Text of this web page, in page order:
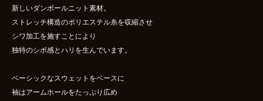
新しいダンボールニット素材。
ストレッチ構造のポリエステル糸を収縮させ
シワ加工を施すことにより
独特のシボ感とハリを生んでいます。
ベーシックなスウェットをベースに
袖はアームホールをたっぷり広め